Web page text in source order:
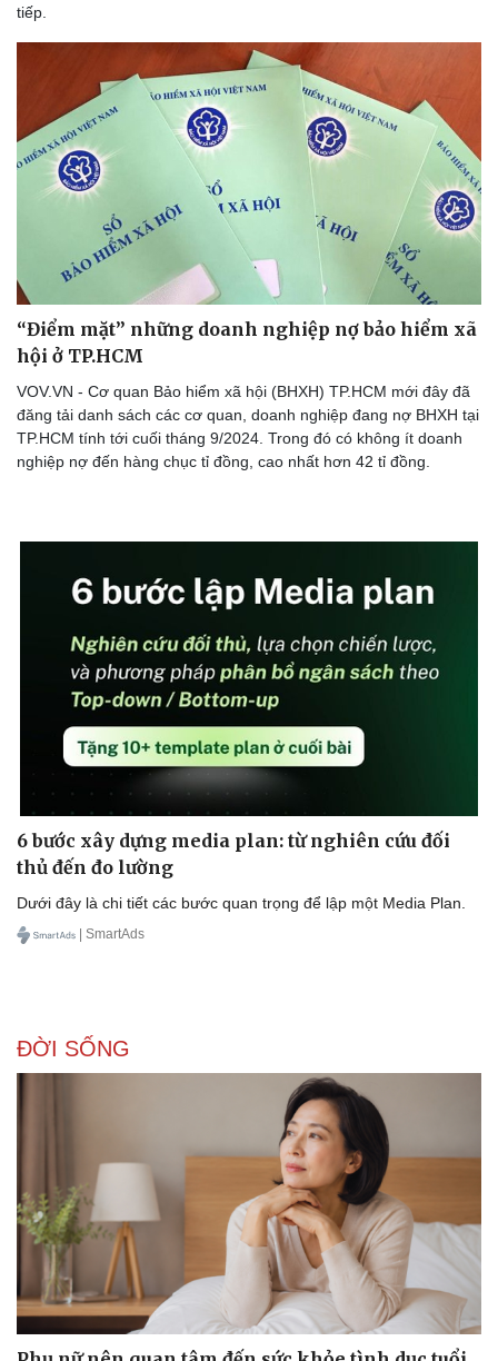
Doanh nghiệp
Thông tin doanh nghiệp
Doanh nghiệp 24h
Doanh nhân
Vì cộng đồng
Công nghệ
Sành điệu
Tin Công nghệ
Trải nghiệm
Chuyển đổi số
tiếp.
“Điểm mặt” những doanh nghiệp nợ bảo hiểm xã
hội ở TP.HCM
VOV.VN - Cơ quan Bảo hiểm xã hội (BHXH) TP.HCM mới đây đã
đăng tải danh sách các cơ quan, doanh nghiệp đang nợ BHXH tại
TP.HCM tính tới cuối tháng 9/2024. Trong đó có không ít doanh
nghiệp nợ đến hàng chục tỉ đồng, cao nhất hơn 42 tỉ đồng.
6 bước xây dựng media plan: từ nghiên cứu đối
thủ đến đo lường
Dưới đây là chi tiết các bước quan trọng để lập một Media Plan.
| SmartAds
ĐỜI SỐNG